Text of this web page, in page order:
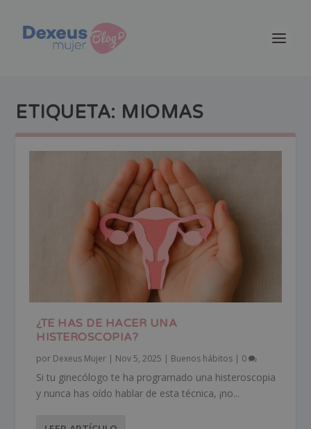
ETIQUETA: MIOMAS
¿TE HAS DE HACER UNA
HISTEROSCOPIA?
por Dexeus Mujer | Nov 5, 2025 | Buenos hábitos | 0
Si tu ginecólogo te ha programado una histeroscopia
y nunca has oído hablar de esta técnica, ¡no...